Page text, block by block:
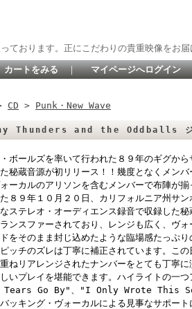
おります。正にこだわりの貴重映像をお届
カートをみる ｜ マイページへログイン
CD > Punk・New Wave
Thunders and the Oddballs ジョ
ボールズを率いて行われた８９年のギグか
秘蔵音源が初リリース！！幾度となくメン
ーカルのアリソンを含むメンバーで布陣が
８９年１０月２０日、カリフォルニア州サ
ステレオ・オーディエンス録音で収録した
ンスファーされており、レンジも広く、ヴ
をそのまま封じ込めたような臨場感たっぷ
ッチのズレは丁寧に補正されています。こ
ねリアレンジされたナンバーをとても丁寧
いプレイを堪能できます。ハイライトの一
Tears Go By"、"I Only Wrote This
ッキング・ヴォーカルによる見事なサポー